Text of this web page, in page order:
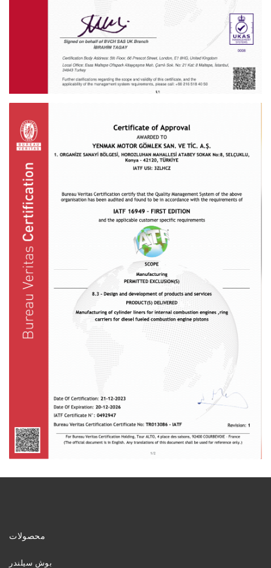
محصولات
بوش سیلندر